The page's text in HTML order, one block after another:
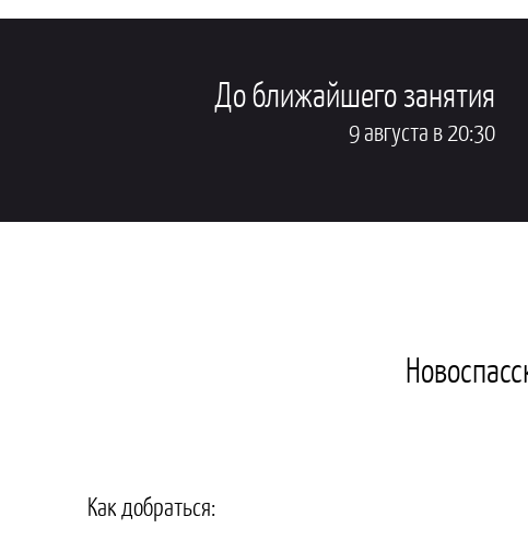
До ближайшего занятия
9 августа в 20:30
Как добраться: